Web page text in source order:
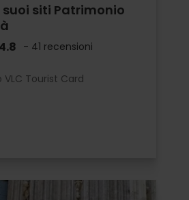
siti Patrimonio
4.8 - 41 recensioni
VLC Tourist Card